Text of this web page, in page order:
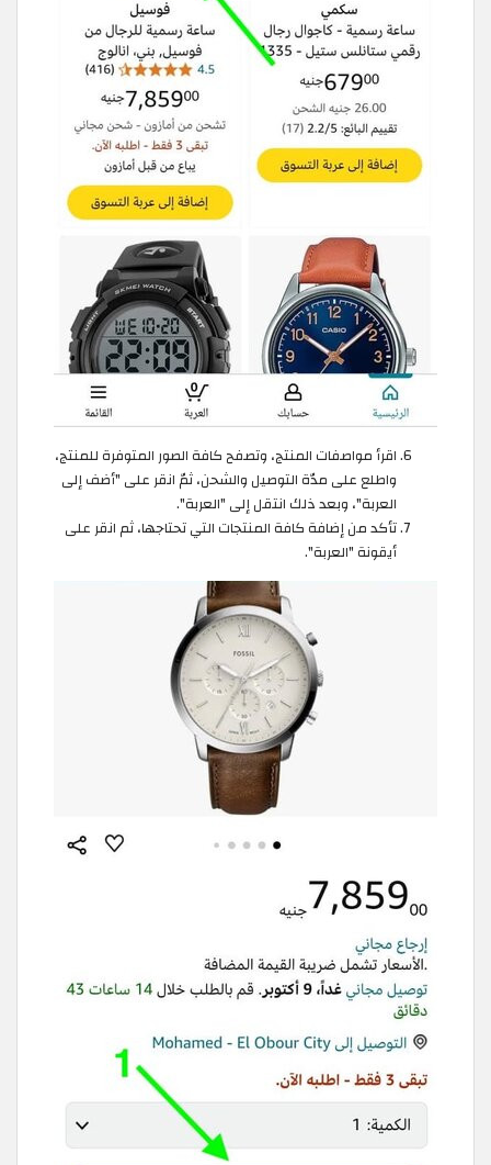
اقرأ مواصفات المنتج، وتصفح كافة الصور المتوفرة للمنتج،
واطلع على مدّة التوصيل والشحن، ثمّ انقر على "أضف إلى
العربة"، وبعد ذلك انتقل إلى "العربة".
تأكد من إضافة كافة المنتجات التي تحتاجها، ثم انقر على
أيقونة "العربة".